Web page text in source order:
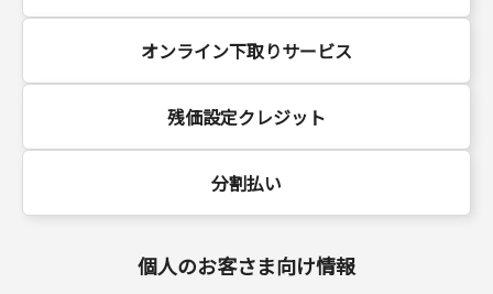
オンライン下取りサービス
残価設定クレジット
分割払い
個人のお客さま向け情報